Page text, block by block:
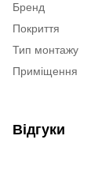
Бренд
Покриття
Тип монтажу
Приміщення
Відгуки